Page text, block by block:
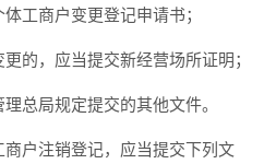
商户变更登记申请书；
，应当提交新经营场所证明；
局规定提交的其他文件。
注销登记，应当提交下列文